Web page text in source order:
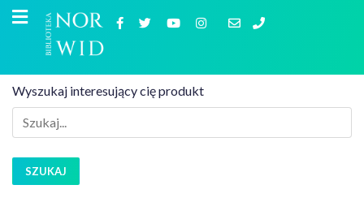
Wyszukaj interesujący cię produkt
SZUKAJ